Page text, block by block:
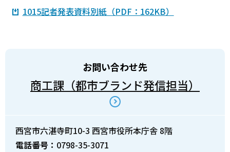
1015記者発表資料別紙（PDF：162KB）
お問い合わせ先
商工課（都市ブランド発信担当）
西宮市六湛寺町10-3 西宮市役所本庁舎 8階
電話番号： 0798-35-3071